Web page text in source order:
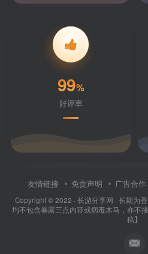
99%
好评率
友情链接 免责声明 广告合作
Copyright © 2022 · 长游分享网 · 长期为
均不包含暴露三点内容或病毒木马，亦不
稿】